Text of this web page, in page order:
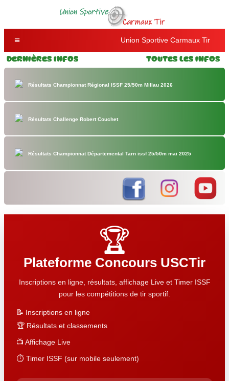
Union Sportive Carmaux Tir
Dernières Infos Toutes les Infos
Résultats Championnat Régional ISSF 25/50m Millau 2026
Résultats Challenge Robert Couchet
Résultats Championnat Départemental Tarn issf 25/50m mai 2025
🏆
Plateforme Concours USCTir
Inscriptions en ligne, résultats, affichage Live et Timer ISSF
pour les compétitions de tir sportif.
📝 Inscriptions en ligne
🏆 Résultats et classements
📺 Affichage Live
⏱️ Timer ISSF (sur mobile seulement)